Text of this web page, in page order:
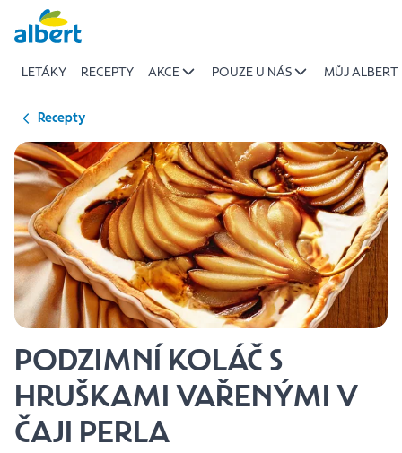
Přeskočit
LETÁKY RECEPTY AKCE POUZE U NÁS MŮJ ALBERT
Recepty
PODZIMNÍ KOLÁČ S
HRUŠKAMI VAŘENÝMI V
ČAJI PERLA